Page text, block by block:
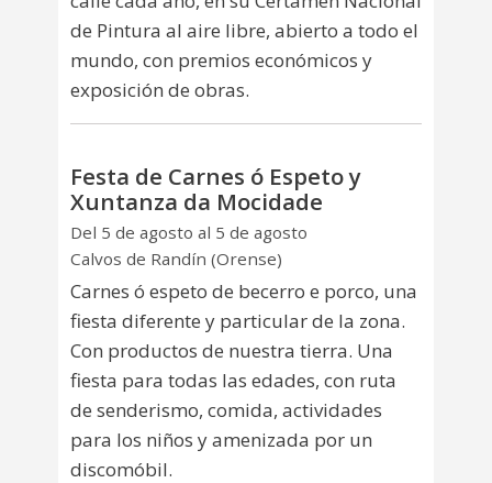
de Pintura al aire libre, abierto a todo el
mundo, con premios económicos y
exposición de obras.
Festa de Carnes ó Espeto y
Xuntanza da Mocidade
Del 5 de agosto al 5 de agosto
Calvos de Randín (Orense)
Carnes ó espeto de becerro e porco, una
fiesta diferente y particular de la zona.
Con productos de nuestra tierra. Una
fiesta para todas las edades, con ruta
de senderismo, comida, actividades
para los niños y amenizada por un
discomóbil.